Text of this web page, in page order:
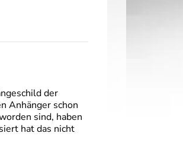
der
Anhänger schon
sind, haben
hat das nicht